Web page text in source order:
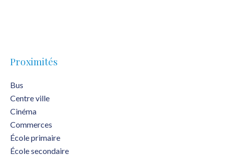
Proximités
Bus
Centre ville
Cinéma
Commerces
École primaire
École secondaire